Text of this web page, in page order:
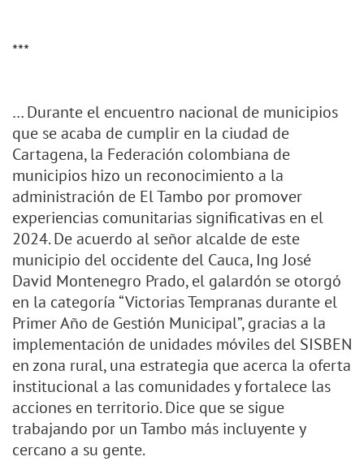
***
… Durante el encuentro nacional de municipios
que se acaba de cumplir en la ciudad de
Cartagena, la Federación colombiana de
municipios hizo un reconocimiento a la
administración de El Tambo por promover
experiencias comunitarias significativas en el
2024. De acuerdo al señor alcalde de este
municipio del occidente del Cauca, Ing José
David Montenegro Prado, el galardón se otorgó
en la categoría “Victorias Tempranas durante el
Primer Año de Gestión Municipal”, gracias a la
implementación de unidades móviles del SISBEN
en zona rural, una estrategia que acerca la oferta
institucional a las comunidades y fortalece las
acciones en territorio. Dice que se sigue
trabajando por un Tambo más incluyente y
cercano a su gente.